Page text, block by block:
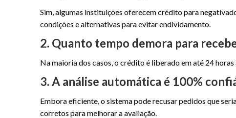
Sim, algumas instituições oferecem crédito para
condições e alternativas para evitar endividamento.
2. Quanto tempo demora para
Na maioria dos casos, o crédito é liberado em até 24
3. A análise automática é 100%
Embora eficiente, o sistema pode recusar pedidos que
corretos para melhorar a avaliação.